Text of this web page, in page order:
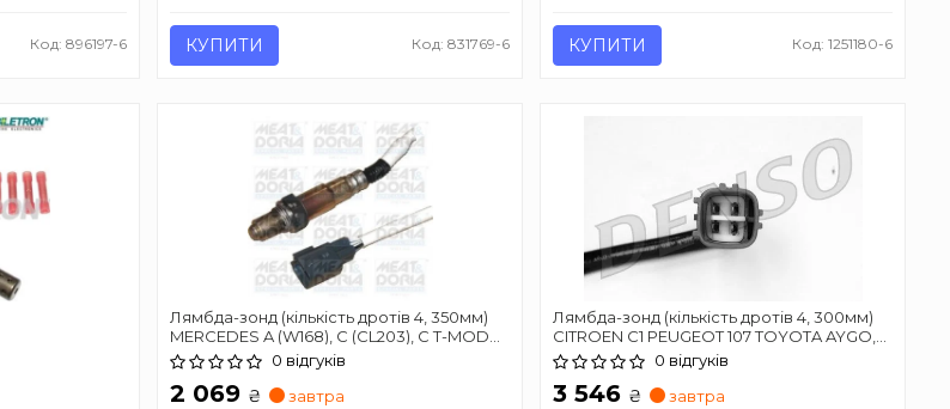
Код: 896197-6 КУПИТИ Код: 831769-6 КУПИТИ Код: 1251180-6
Лямбда-зонд (кількість дротів 4, 350мм)
MERCEDES A (W168), C (CL203), C T-MODEL
(S203), C (W203), C (W204), CLK (C209), E
(W211) VOLVO S60 I, V40, V50, XC90 I ALFA
ROMEO 147 0.8-5.7 01.88-
0 відгуків
2 069 ₴
завтра
Лямбда-зонд (кількість дротів 4, 300мм)
CITROEN C1 PEUGEOT 107 TOYOTA AYGO,
YARIS 1.0 04.99-09.14
0 відгуків
3 546 ₴
завтра